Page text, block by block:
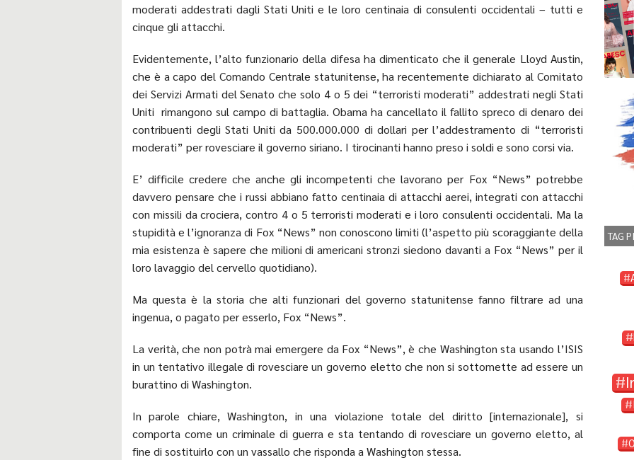
moderati addestrati dagli Stati Uniti e le loro centinaia di consulenti occidentali – tutti e
cinque gli attacchi.
Evidentemente, l’alto funzionario della difesa ha dimenticato che il generale Lloyd Austin,
che è a capo del Comando Centrale statunitense, ha recentemente dichiarato al Comitato
dei Servizi Armati del Senato che solo 4 o 5 dei “terroristi moderati” addestrati negli Stati
Uniti rimangono sul campo di battaglia. Obama ha cancellato il fallito spreco di denaro dei
contribuenti degli Stati Uniti da 500.000.000 di dollari per l’addestramento di “terroristi
moderati” per rovesciare il governo siriano. I tirocinanti hanno preso i soldi e sono corsi via.
E’ difficile credere che anche gli incompetenti che lavorano per Fox “News” potrebbe
davvero pensare che i russi abbiano fatto centinaia di attacchi aerei, integrati con attacchi
con missili da crociera, contro 4 o 5 terroristi moderati e i loro consulenti occidentali. Ma la
stupidità e l’ignoranza di Fox “News” non conoscono limiti (l’aspetto più scoraggiante della
mia esistenza è sapere che milioni di americani stronzi siedono davanti a Fox “News” per il
loro lavaggio del cervello quotidiano).
Ma questa è la storia che alti funzionari del governo statunitense fanno filtrare ad una
ingenua, o pagato per esserlo, Fox “News”.
La verità, che non potrà mai emergere da Fox “News”, è che Washington sta usando l’ISIS
in un tentativo illegale di rovesciare un governo eletto che non si sottomette ad essere un
burattino di Washington.
In parole chiare, Washington, in una violazione totale del diritto [internazionale], si
comporta come un criminale di guerra e sta tentando di rovesciare un governo eletto, al
fine di sostituirlo con un vassallo che risponda a Washington stessa.
TAG